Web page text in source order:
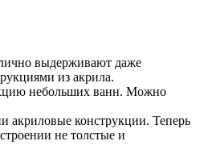
выдерживают даже
из акрила.
небольших ванн. Можно
акриловые конструкции. Теперь
не толстые и